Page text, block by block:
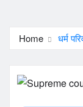
Home धर्म